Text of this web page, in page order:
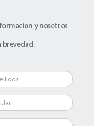
y nosotros
brevedad.